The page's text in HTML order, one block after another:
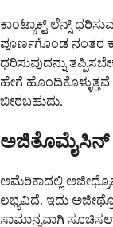
ಕಾಂಟ್ಯಾಕ್ಟ್ ಲೆನ್ಸ್
ಪೂರ್ಣಗೊಂಡ ನಂತರ
ಧರಿಸುವುದನ್ನು
ಹೇಗೆ
ಬೀರಬಹುದು.
ಅಜಿತೊಮೈಸಿನ್
ಅಮೆರಿಕಾದಲ್ಲಿ
ಲಭ್ಯವಿದೆ. ಇದು
ಸಾಮಾನ್ಯವಾಗಿ